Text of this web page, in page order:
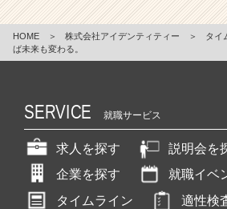
HOME ＞ 株式会社アイデンティティー ＞ タイ
ば未来も変わる。
SERVICE 就職サービス
求人を探す
説明会を
企業を探す
就職イベ
タイムライン
適性検